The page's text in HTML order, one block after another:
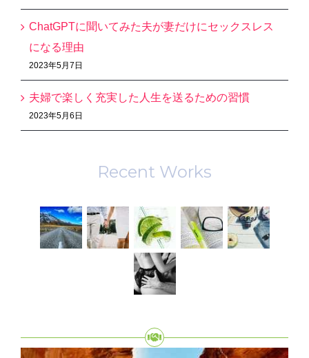
ChatGPTに聞いてみた夫が妻だけにセックスレス
になる理由
2023年5月7日
夫婦で楽しく充実した人生を送るための習慣
2023年5月6日
Recent Works